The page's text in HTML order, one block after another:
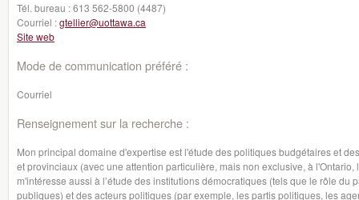
Tél. bureau :613 562-5800 (4487)
Courriel :gtellier@uottawa.ca
Site web
Mode de communication préféré :
Courriel
Renseignement sur la recherche :
Mon principal domaine d'expertise est l'étude des politiques budgétaires et
et provinciaux (avec une attention particulière, mais non exclusive, à
m'intéresse aussi à l’étude des institutions démocratiques (tels que le rôle du
publiques) et des acteurs politiques (par exemple, les partis politiques, les